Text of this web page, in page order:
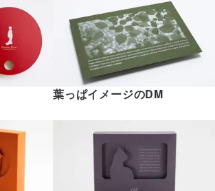
葉っぱイメージのDM